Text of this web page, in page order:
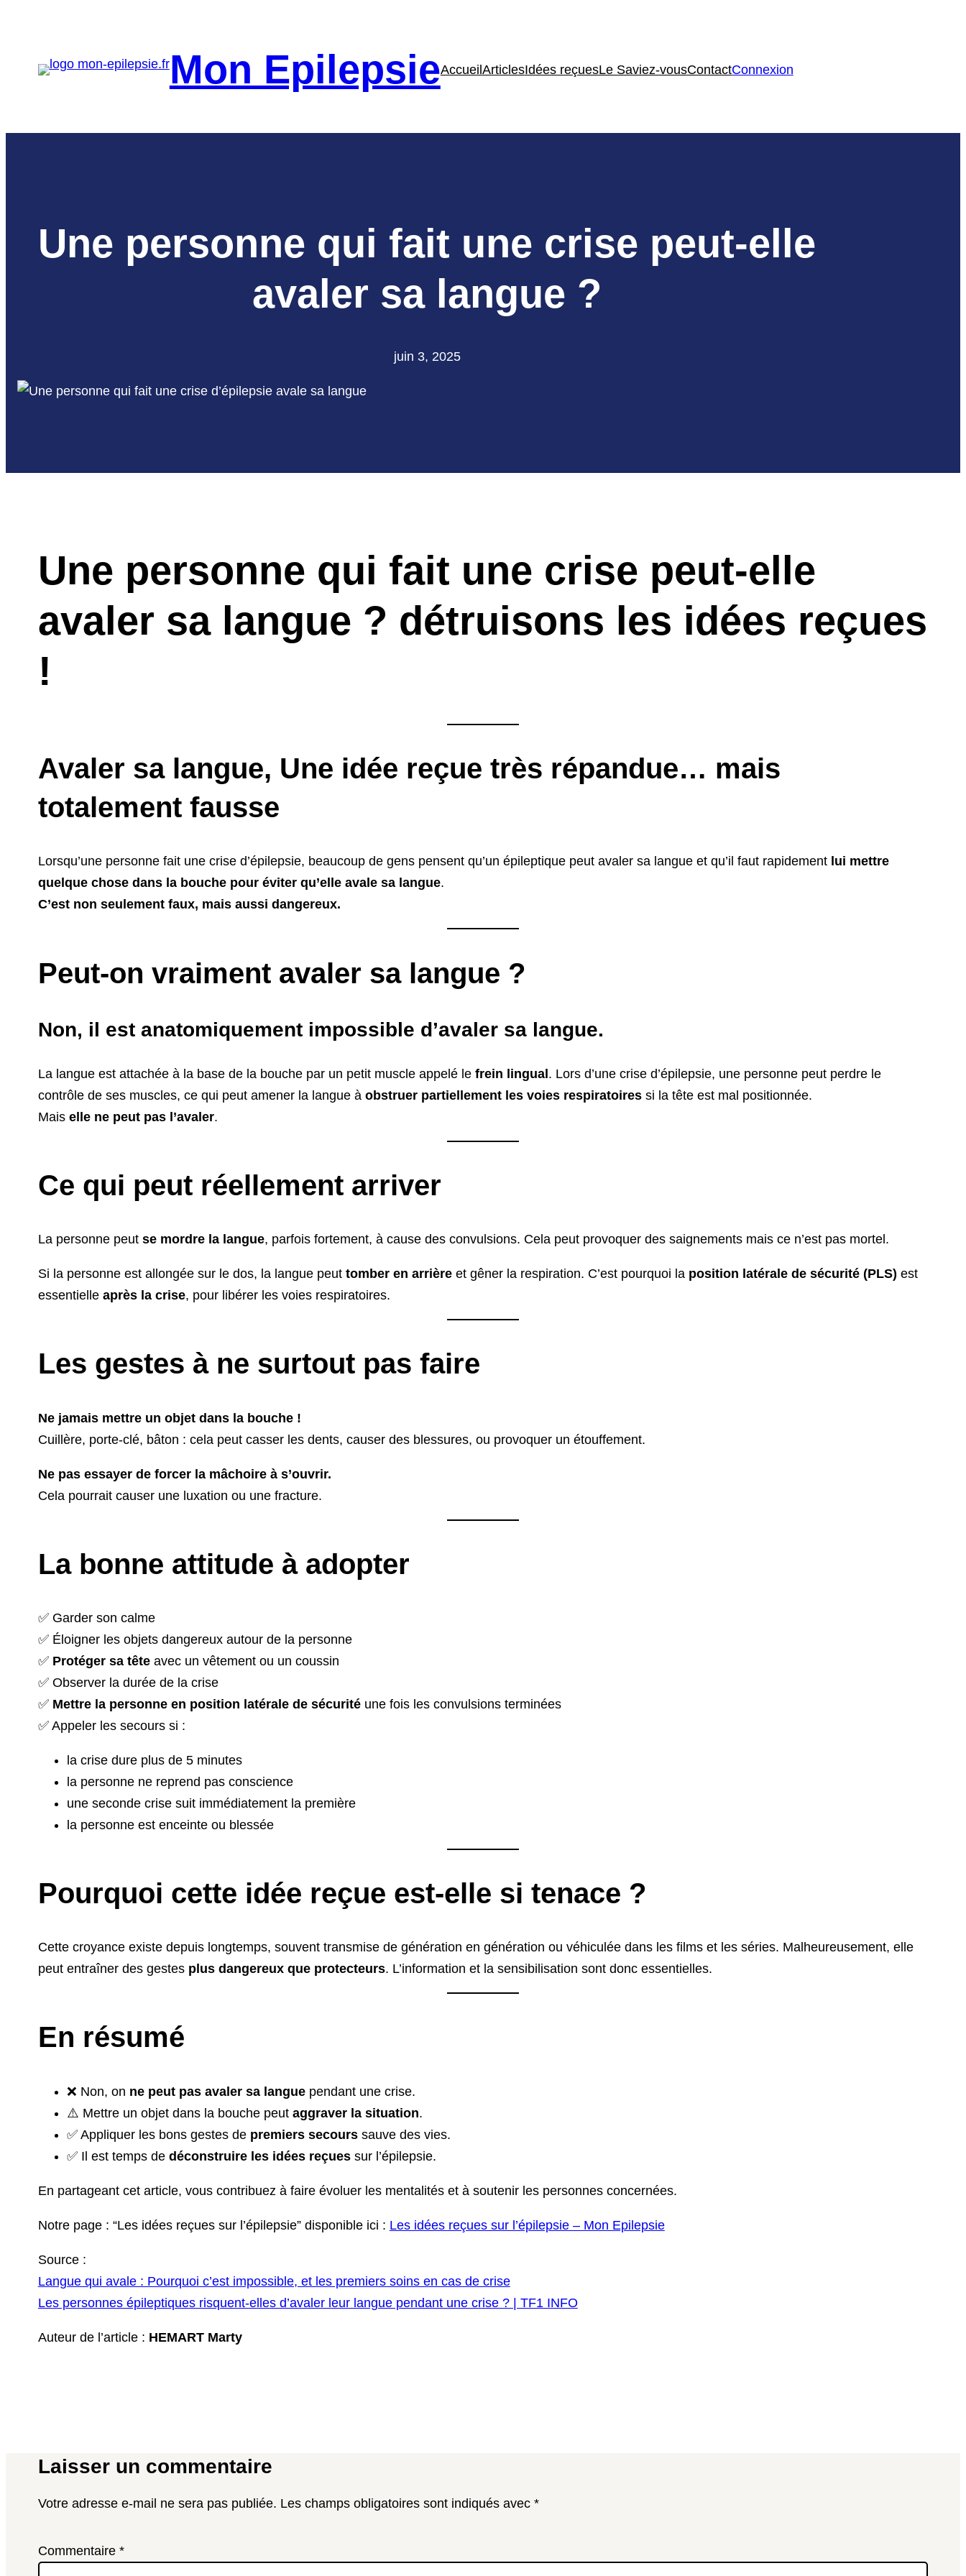
contenu
Mon EpilepsieAccueilArticlesIdées reçuesLe Saviez-vousContactConnexion
Une personne qui fait une crise peut-elle
avaler sa langue ?
juin 3, 2025
Une personne qui fait une crise peut-elle
avaler sa langue ? détruisons les idées reçues
!
Avaler sa langue, Une idée reçue très répandue… mais
totalement fausse
Lorsqu’une personne fait une crise d’épilepsie, beaucoup de gens pensent qu’un épileptique peut avaler sa langue et qu’il faut rapidement lui mettre
quelque chose dans la bouche pour éviter qu’elle avale sa langue.
C’est non seulement faux, mais aussi dangereux.
Peut-on vraiment avaler sa langue ?
Non, il est anatomiquement impossible d’avaler sa langue.
La langue est attachée à la base de la bouche par un petit muscle appelé le frein lingual. Lors d’une crise d’épilepsie, une personne peut perdre le
contrôle de ses muscles, ce qui peut amener la langue à obstruer partiellement les voies respiratoiressi la tête est mal positionnée.
Mais elle ne peut pas l’avaler.
Ce qui peut réellement arriver
La personne peut se mordre la langue, parfois fortement, à cause des convulsions. Cela peut provoquer des saignements mais ce n’est pas mortel.
Si la personne est allongée sur le dos, la langue peut tomber en arrièreet gêner la respiration. C’est pourquoi la position latérale de sécurité (PLS) est
essentielle après la crise, pour libérer les voies respiratoires.
Les gestes à ne surtout pas faire
Ne jamais mettre un objet dans la bouche !
Cuillère, porte-clé, bâton : cela peut casser les dents, causer des blessures, ou provoquer un étouffement.
Ne pas essayer de forcer la mâchoire à s’ouvrir.
Cela pourrait causer une luxation ou une fracture.
La bonne attitude à adopter
✅ Garder son calme
✅ Éloigner les objets dangereux autour de la personne
✅ Protéger sa têteavec un vêtement ou un coussin
✅ Observer la durée de la crise
✅ Mettre la personne en position latérale de sécuritéune fois les convulsions terminées
✅ Appeler les secours si :
la crise dure plus de 5 minutes
la personne ne reprend pas conscience
une seconde crise suit immédiatement la première
la personne est enceinte ou blessée
Pourquoi cette idée reçue est-elle si tenace ?
Cette croyance existe depuis longtemps, souvent transmise de génération en génération ou véhiculée dans les films et les séries. Malheureusement, elle
peut entraîner des gestes plus dangereux que protecteurs. L’information et la sensibilisation sont donc essentielles.
En résumé
❌ Non, on ne peut pas avaler sa languependant une crise.
⚠️ Mettre un objet dans la bouche peut aggraver la situation.
✅ Appliquer les bons gestes de premiers secourssauve des vies.
✅ Il est temps de déconstruire les idées reçuessur l’épilepsie.
En partageant cet article, vous contribuez à faire évoluer les mentalités et à soutenir les personnes concernées.
Notre page : “Les idées reçues sur l’épilepsie” disponible ici : Les idées reçues sur l’épilepsie – Mon Epilepsie
Source :
Langue qui avale : Pourquoi c’est impossible, et les premiers soins en cas de crise
Les personnes épileptiques risquent-elles d’avaler leur langue pendant une crise ? | TF1 INFO
Auteur de l’article : HEMART Marty
Laisser un commentaire
Votre adresse e-mail ne sera pas publiée. Les champs obligatoires sont indiqués avec *
Commentaire *